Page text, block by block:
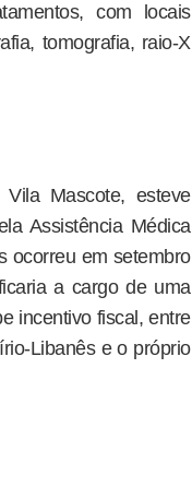
com locais
tomografia, raio-X
Mascote, esteve
Assistência Médica
ocorreu em setembro
a cargo de uma
incentivo fiscal, entre
Libanês e o próprio